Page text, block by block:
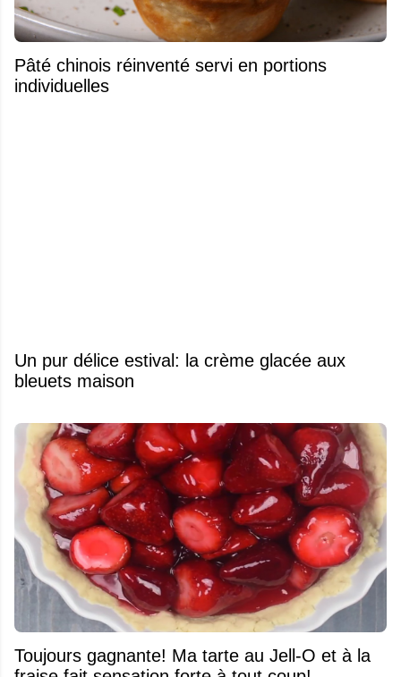
Pâté chinois réinventé servi en portions
individuelles
Un pur délice estival: la crème glacée aux
bleuets maison
Toujours gagnante! Ma tarte au Jell-O et à la